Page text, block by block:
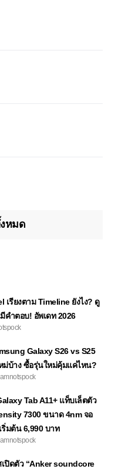
หมด
เรียงตาม Timeline ยังไง? ดู
คำตอบ! อัพเดท 2026
Galaxy S26 vs S25
ม่บ้าง ซื้อรุ่นใหม่คุ้มแค่ไหน?
Tab A11+ แท็บเล็ตตัว
7300 ขนาด 4nm จอ
มต้น 6,990 บาท
ปิดตัว “Anker soundcore